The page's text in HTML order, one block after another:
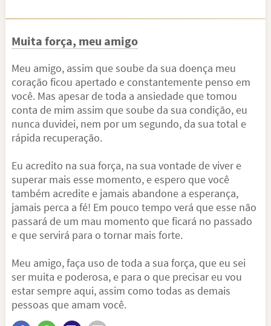
Muita força, meu amigo
Meu amigo, assim que soube da sua doença meu
coração ficou apertado e constantemente penso em
você. Mas apesar de toda a ansiedade que tomou
conta de mim assim que soube da sua condição, eu
nunca duvidei, nem por um segundo, da sua total e
rápida recuperação.
Eu acredito na sua força, na sua vontade de viver e
superar mais esse momento, e espero que você
também acredite e jamais abandone a esperança,
jamais perca a fé! Em pouco tempo verá que esse não
passará de um mau momento que ficará no passado
e que servirá para o tornar mais forte.
Meu amigo, faça uso de toda a sua força, que eu sei
ser muita e poderosa, e para o que precisar eu vou
estar sempre aqui, assim como todas as demais
pessoas que amam você.